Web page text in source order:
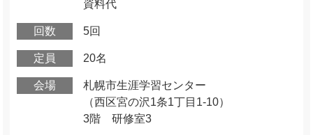
資料代
回数 5回
定員 20名
会場
札幌市生涯学習センター
（西区宮の沢1条1丁目1-10）
3階 研修室3